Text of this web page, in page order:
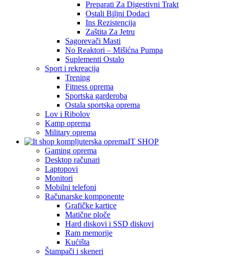
Preparati Za Digestivni Trakt
Ostali Biljni Dodaci
Ins Rezistencija
Zaštita Za Jetru
Sagorevači Masti
No Reaktori – Mišićna Pumpa
Suplementi Ostalo
Sport i rekreacija
Trening
Fitness oprema
Sportska garderoba
Ostala sportska oprema
Lov i Ribolov
Kamp oprema
Military oprema
IT SHOP
Gaming oprema
Desktop računari
Laptopovi
Monitori
Mobilni telefoni
Računarske komponente
Grafičke kartice
Matične ploče
Hard diskovi i SSD diskovi
Ram memorije
Kućišta
Štampači i skeneri